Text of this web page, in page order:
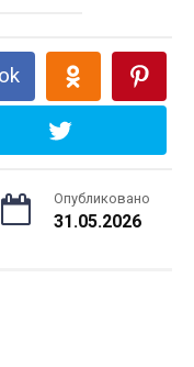
Опубликовано
31.05.2026